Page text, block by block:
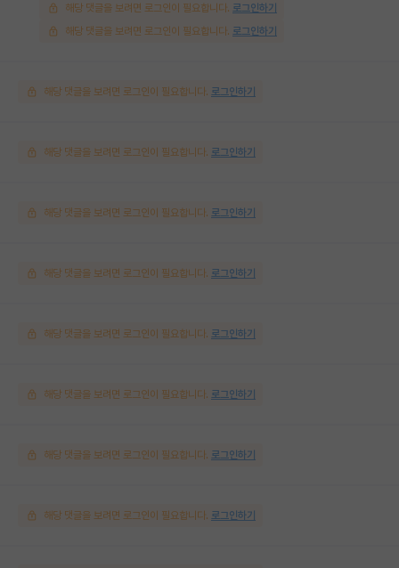
해당 댓글을 보려면 로그인이 필요합니다. 로그인하기
해당 댓글을 보려면 로그인이 필요합니다. 로그인하기
해당 댓글을 보려면 로그인이 필요합니다. 로그인하기
해당 댓글을 보려면 로그인이 필요합니다. 로그인하기
해당 댓글을 보려면 로그인이 필요합니다. 로그인하기
해당 댓글을 보려면 로그인이 필요합니다. 로그인하기
해당 댓글을 보려면 로그인이 필요합니다. 로그인하기
해당 댓글을 보려면 로그인이 필요합니다. 로그인하기
해당 댓글을 보려면 로그인이 필요합니다. 로그인하기
해당 댓글을 보려면 로그인이 필요합니다. 로그인하기